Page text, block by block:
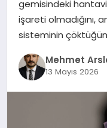
MAGAZIN
SAĞLIK
gemisindeki
işareti olmadığını,
sisteminin
Mehmet
13 Mayıs 2026